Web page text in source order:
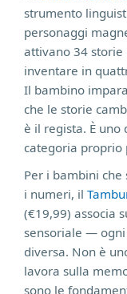
strumento
personaggi
attivano 34
inventare in
Il bambino
che le storie
è il regista. È
categoria proprio
Per i bambini
i numeri, il
(€19,99) associa
sensoriale —
diversa. Non è
lavora sulla
sono le